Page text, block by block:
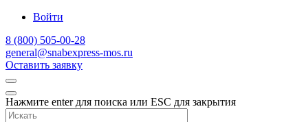
Войти
8 (800) 505-00-28
general@snabexpress-mos.ru
Оставить заявку
Нажмите enter для поиска или ESC для закрытия